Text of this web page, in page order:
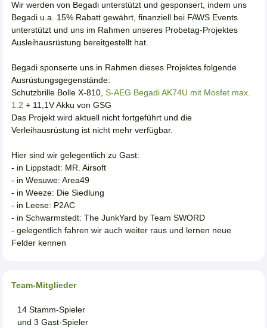
Wir werden von Begadi unterstützt und gesponsert, indem uns
Begadi u.a. 15% Rabatt gewährt, finanziell bei FAWS Events
unterstützt und uns im Rahmen unseres Probetag-Projektes
Ausleihausrüstung bereitgestellt hat.
Begadi sponserte uns in Rahmen dieses Projektes folgende
Ausrüstungsgegenstände:
Schutzbrille Bolle X-810, S-AEG Begadi AK74U mit Mosfet max.
1.2 + 11,1V Akku von GSG
Das Projekt wird aktuell nicht fortgeführt und die
Verleihausrüstung ist nicht mehr verfügbar.
Hier sind wir gelegentlich zu Gast:
- in Lippstadt: MR. Airsoft
- in Wesuwe: Area49
- in Weeze: Die Siedlung
- in Leese: P2AC
- in Schwarmstedt: The JunkYard by Team SWORD
- gelegentlich fahren wir auch weiter raus und lernen neue
Felder kennen
Team-Mitglieder
14 Stamm-Spieler
und 3 Gast-Spieler